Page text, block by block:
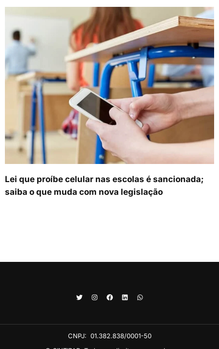
Lei que proíbe celular nas escolas é sancionada;
saiba o que muda com nova legislação
CNPJ: 01.382.838/0001-50